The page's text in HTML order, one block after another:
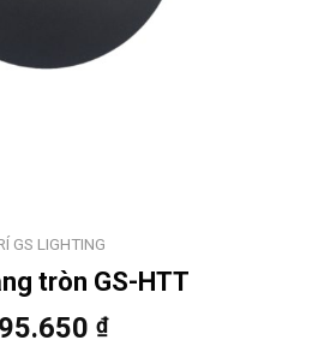
GS LIGHTING
tròn GS-HTT
₫